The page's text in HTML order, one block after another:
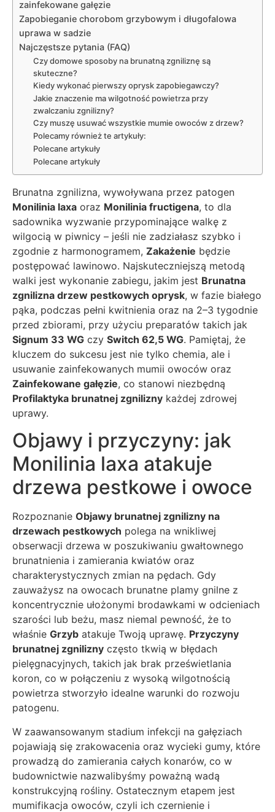
zainfekowane gałęzie
Zapobieganie chorobom grzybowym i długofalowa
uprawa w sadzie
Najczęstsze pytania (FAQ)
Czy domowe sposoby na brunatną zgniliznę są
skuteczne?
Kiedy wykonać pierwszy oprysk zapobiegawczy?
Jakie znaczenie ma wilgotność powietrza przy
zwalczaniu zgnilizny?
Czy muszę usuwać wszystkie mumie owoców z drzew?
Polecamy również te artykuły:
Polecane artykuły
Polecane artykuły
Brunatna zgnilizna, wywoływana przez patogen
Monilinia laxa oraz Monilinia fructigena, to dla
sadownika wyzwanie przypominające walkę z
wilgocią w piwnicy – jeśli nie zadziałasz szybko i
zgodnie z harmonogramem, Zakażenie będzie
postępować lawinowo. Najskuteczniejszą metodą
walki jest wykonanie zabiegu, jakim jest Brunatna
zgnilizna drzew pestkowych oprysk, w fazie białego
pąka, podczas pełni kwitnienia oraz na 2–3 tygodnie
przed zbiorami, przy użyciu preparatów takich jak
Signum 33 WG czy Switch 62,5 WG. Pamiętaj, że
kluczem do sukcesu jest nie tylko chemia, ale i
usuwanie zainfekowanych mumii owoców oraz
Zainfekowane gałęzie, co stanowi niezbędną
Profilaktyka brunatnej zgnilizny każdej zdrowej
uprawy.
Objawy i przyczyny: jak
Monilinia laxa atakuje
drzewa pestkowe i owoce
Rozpoznanie Objawy brunatnej zgnilizny na
drzewach pestkowych polega na wnikliwej
obserwacji drzewa w poszukiwaniu gwałtownego
brunatnienia i zamierania kwiatów oraz
charakterystycznych zmian na pędach. Gdy
zauważysz na owocach brunatne plamy gnilne z
koncentrycznie ułożonymi brodawkami w odcieniach
szarości lub beżu, masz niemal pewność, że to
właśnie Grzyb atakuje Twoją uprawę. Przyczyny
brunatnej zgnilizny często tkwią w błędach
pielęgnacyjnych, takich jak brak prześwietlania
koron, co w połączeniu z wysoką wilgotnością
powietrza stworzyło idealne warunki do rozwoju
patogenu.
W zaawansowanym stadium infekcji na gałęziach
pojawiają się zrakowacenia oraz wycieki gumy, które
prowadzą do zamierania całych konarów, co w
budownictwie nazwalibyśmy poważną wadą
konstrukcyjną rośliny. Ostatecznym etapem jest
mumifikacja owoców, czyli ich czernienie i